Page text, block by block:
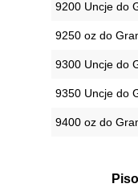
9200 Uncje do
9250 oz do
9300 Uncje do
9350 Uncje do
9400 oz do